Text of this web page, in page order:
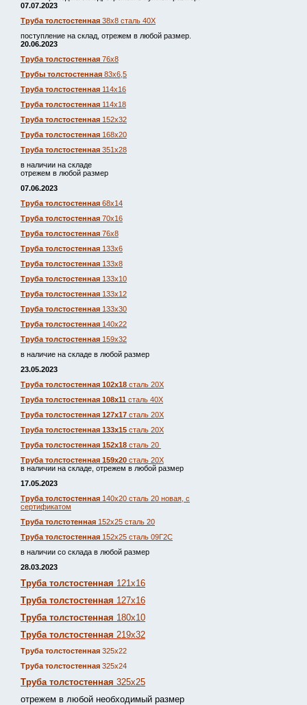
07.07.2023
Труба толстостенная 38х8 сталь 40Х
поступление на склад, отрежем в любой размер.
20.06.2023
Труба толстостенная 76х8
Трубы толстостенная 83х6,5
Труба толстостенная 114х16
Труба толстостенная 114х18
Труба толстостенная 152х32
Труба толстостенная 168х20
Труба толстостенная 351х28
в наличии на складе
отрежем в любой размер
07.06.2023
Труба толстостенная 68х14
Труба толстостенная 70х16
Труба толстостенная 76х8
Труба толстостенная 133х6
Труба толстостенная 133х8
Труба толстостенная 133х10
Труба толстостенная 133х12
Труба толстостенная 133х30
Труба толстостенная 140х22
Труба толстостенная 159х32
в наличие на складе в любой размер
23.05.2023
Труба толстостенная 102х18 сталь 20Х
Труба толстостенная 108х11 сталь 40Х
Труба толстостенная 127х17 сталь 20Х
Труба толстостенная 133х15 сталь 20Х
Труба толстостенная 152х18 сталь 20
Труба толстостенная 159х20 сталь 20Х
в наличии на складе, отрежем в любой размер
17.05.2023
Труба толстостенная 140х20 сталь 20 новая, с
сертификатом
Труба толстотенная 152х25 сталь 20
Труба толстостенная 152х25 сталь 09Г2С
в наличии со склада в любой размер
28.03.2023
Труба толстостенная 121х16
Труба толстостенная 127х16
Труба толстостенная 180х10
Труба толстостенная 219х32
Труба толстостенная 325х22
Труба толстостенная 325х24
Труба толстостенная 325х25
отрежем в любой необходимый размер